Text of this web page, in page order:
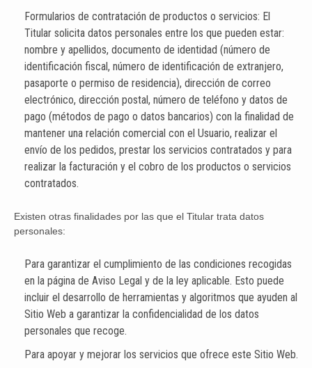
Formularios de contratación de productos o servicios: El
Titular solicita datos personales entre los que pueden estar:
nombre y apellidos, documento de identidad (número de
identificación fiscal, número de identificación de extranjero,
pasaporte o permiso de residencia), dirección de correo
electrónico, dirección postal, número de teléfono y datos de
pago (métodos de pago o datos bancarios) con la finalidad de
mantener una relación comercial con el Usuario, realizar el
envío de los pedidos, prestar los servicios contratados y para
realizar la facturación y el cobro de los productos o servicios
contratados.
Existen otras finalidades por las que el Titular trata datos
personales:
Para garantizar el cumplimiento de las condiciones recogidas
en la página de Aviso Legal y de la ley aplicable. Esto puede
incluir el desarrollo de herramientas y algoritmos que ayuden al
Sitio Web a garantizar la confidencialidad de los datos
personales que recoge.
Para apoyar y mejorar los servicios que ofrece este Sitio Web.